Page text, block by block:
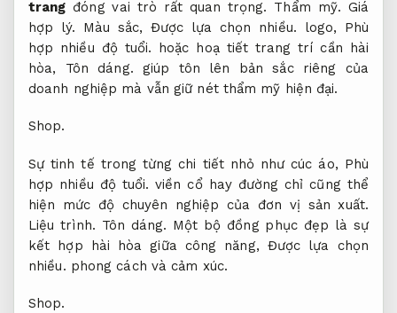
trang đóng vai trò rất quan trọng. Thẩm mỹ. Giá
hợp lý. Màu sắc,Được lựa chọn nhiều. logo, Phù
hợp nhiều độ tuổi. hoặc hoạ tiết trang trí cần hài
hòa, Tôn dáng. giúp tôn lên bản sắc riêng của
doanh nghiệp mà vẫn giữ nét thẩm mỹ hiện đại.
Shop.
Sự tinh tế trong từng chi tiết nhỏ như cúc áo, Phù
hợp nhiều độ tuổi. viền cổ hay đường chỉ cũng thể
hiện mức độ chuyên nghiệp của đơn vị sản xuất.
Liệu trình. Tôn dáng. Một bộ đồng phục đẹp là sự
kết hợp hài hòa giữa công năng, Được lựa chọn
nhiều. phong cách và cảm xúc.
Shop.